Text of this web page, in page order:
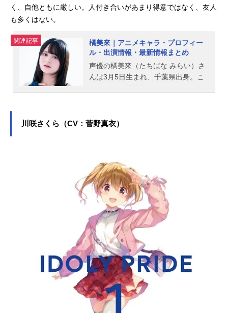
く、自他ともに厳しい。人付き合いがあまり得意ではなく、友人
も多くはない。
関連記事
橘美來｜アニメキャラ・プロフィー
ル・出演情報・最新情報まとめ
声優の橘美來（たちばな みらい）さ
んは3月5日生まれ、千葉県出身。こ
川咲さくら（CV：菅野真衣）